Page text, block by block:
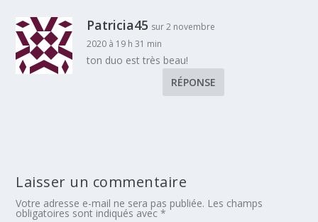
Patricia45 sur 2 novembre
2020 à 19 h 31 min
ton duo est très beau!
RÉPONSE
Laisser un commentaire
Votre adresse e-mail ne sera pas publiée. Les champs
obligatoires sont indiqués avec*